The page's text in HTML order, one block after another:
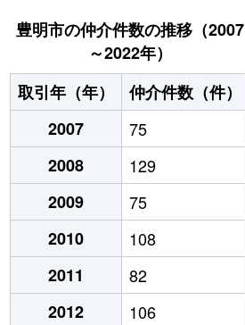
豊明市の仲介件数の推移（2007
～2022年）
取引年（年）
仲介件数（件）
2007
75
2008
129
2009
75
2010
108
2011
82
2012
106